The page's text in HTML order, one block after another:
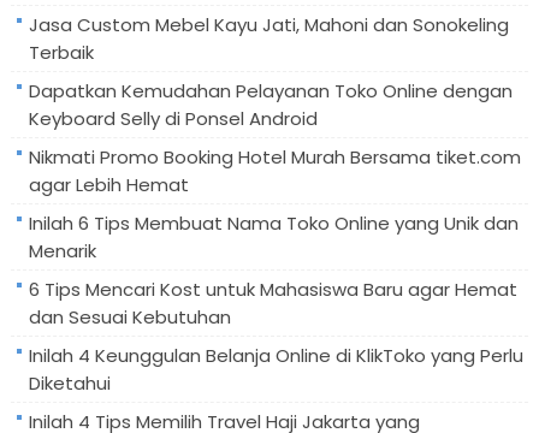
Jasa Custom Mebel Kayu Jati, Mahoni dan Sonokeling
Terbaik
Dapatkan Kemudahan Pelayanan Toko Online dengan
Keyboard Selly di Ponsel Android
Nikmati Promo Booking Hotel Murah Bersama tiket.com
agar Lebih Hemat
Inilah 6 Tips Membuat Nama Toko Online yang Unik dan
Menarik
6 Tips Mencari Kost untuk Mahasiswa Baru agar Hemat
dan Sesuai Kebutuhan
Inilah 4 Keunggulan Belanja Online di KlikToko yang Perlu
Diketahui
Inilah 4 Tips Memilih Travel Haji Jakarta yang